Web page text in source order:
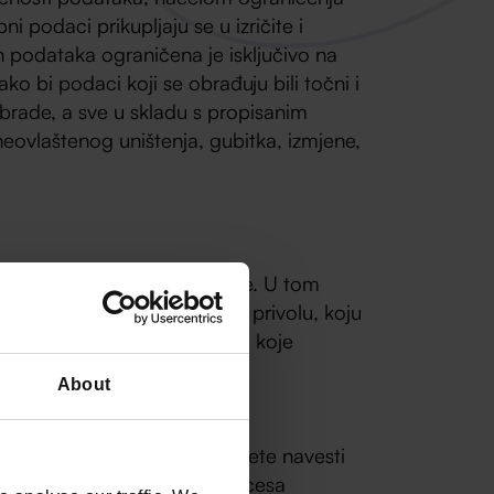
About
podaci prikupljaju se u izričite i
podataka ograničena je isključivo na
bi podaci koji se obrađuju bili točni i
a sve u skladu s propisanim
uništenja, gubitka, izmjene,
putem naše web stranice. U tom
na newsletter dajete svoju privolu, koju
i prijava na newsletter, a koje
prijavu u kojoj možete navesti
U okviru selekcijskog procesa